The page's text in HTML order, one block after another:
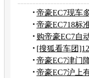
帝豪EC7现车
千元
帝豪EC718标
装饰
购帝豪EC7自
充足
[搜狐看车团
募
帝豪EC7津门
礼包
帝豪EC7沪上